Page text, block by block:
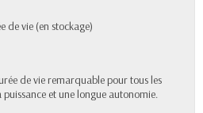
de vie (en stockage)
de vie remarquable pour tous les
et une longue autonomie.